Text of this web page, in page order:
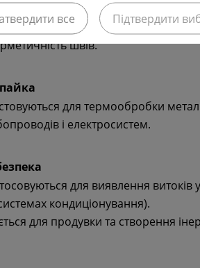
високу температуру
газ— застосовуються як захисні
швів.
для термообробки
і електросистем.
для виявлення
кондиціонування).
для продувки та створення
Підтвердити
все